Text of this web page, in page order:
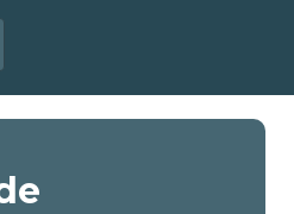
en inmigración en los